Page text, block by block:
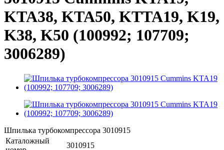
KTA38, KTA50, KTTA19, K19,
K38, K50 (100992; 107709;
3006289)
Шпилька турбокомпрессора 3010915
Каталожный
3010915